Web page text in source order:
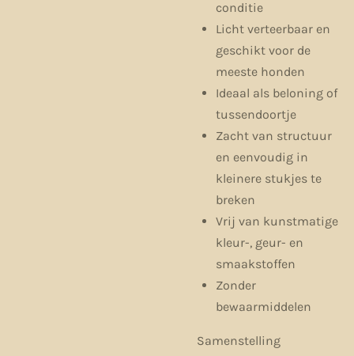
conditie
Licht verteerbaar en
geschikt voor de
meeste honden
Ideaal als beloning of
tussendoortje
Zacht van structuur
en eenvoudig in
kleinere stukjes te
breken
Vrij van kunstmatige
kleur-, geur- en
smaakstoffen
Zonder
bewaarmiddelen
Samenstelling